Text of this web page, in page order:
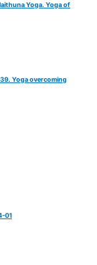
Yoga. Yoga of
Yoga overcoming
01